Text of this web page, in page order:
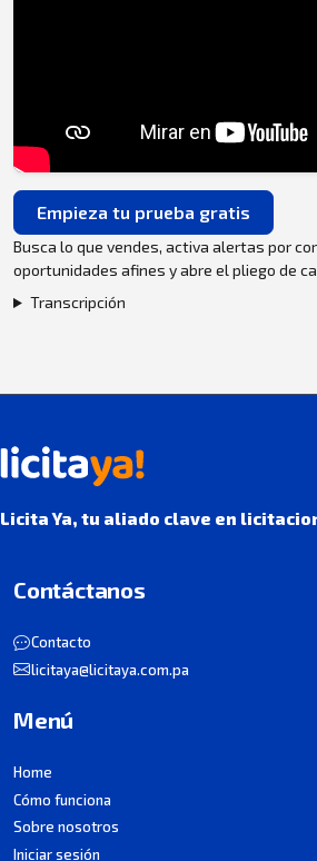
Empieza tu prueba gratis
Busca lo que vendes, activa alertas por
oportunidades afines y abre el pliego de
Transcripción
Licita Ya, tu aliado clave en
Contáctanos
Contacto
licitaya@licitaya.com.pa
Menú
Home
Cómo funciona
Sobre nosotros
Iniciar sesión